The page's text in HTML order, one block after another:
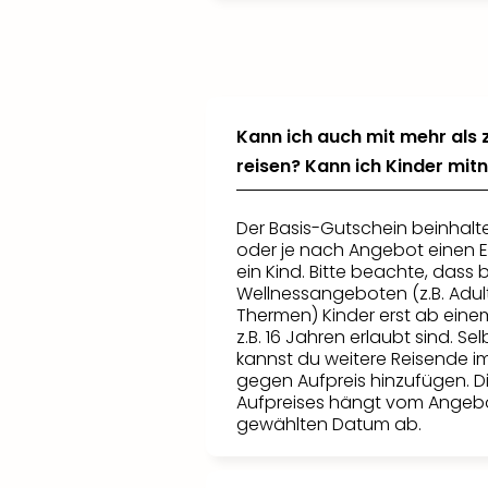
Kann ich auch mit mehr als
reisen? Kann ich Kinder
Der Basis-Gutschein
oder je nach Angebot einen
ein Kind. Bitte beachte, dass
Wellnessangeboten (z.B.
Thermen) Kinder erst ab
z.B. 16 Jahren erlaubt sind.
kannst du weitere Reisende
gegen Aufpreis hinzufügen.
Aufpreises hängt vom
gewählten Datum ab.